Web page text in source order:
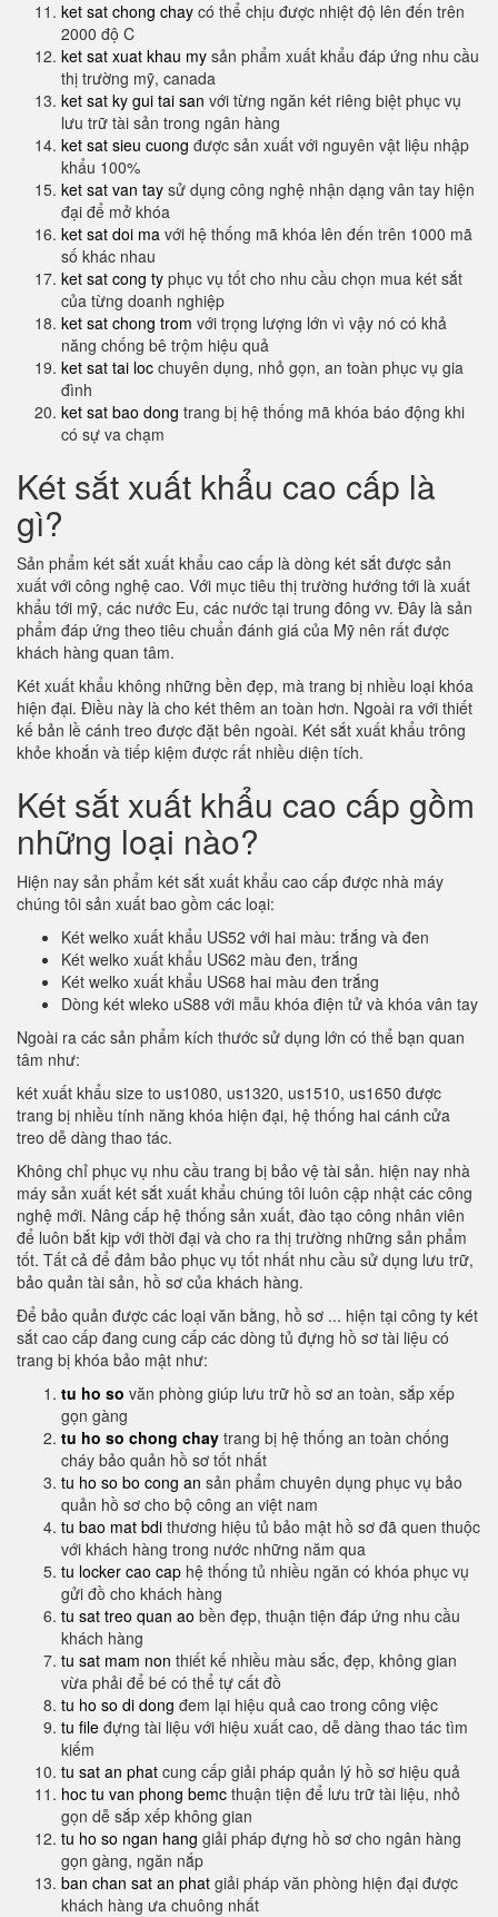
ket sat chong chay có thể chịu được nhiệt độ lên đến trên
2000 độ C
ket sat xuat khau my sản phẩm xuất khẩu đáp ứng nhu cầu
thị trường mỹ, canada
ket sat ky gui tai san với từng ngăn két riêng biệt phục vụ
lưu trữ tài sản trong ngân hàng
ket sat sieu cuong được sản xuất với nguyên vật liệu nhập
khẩu 100%
ket sat van tay sử dụng công nghệ nhận dạng vân tay hiện
đại để mở khóa
ket sat doi ma với hệ thống mã khóa lên đến trên 1000 mã
số khác nhau
ket sat cong ty phục vụ tốt cho nhu cầu chọn mua két sắt
của từng doanh nghiệp
ket sat chong trom với trọng lượng lớn vì vậy nó có khả
năng chống bê trộm hiệu quả
ket sat tai loc chuyên dụng, nhỏ gọn, an toàn phục vụ gia
đình
ket sat bao dong trang bị hệ thống mã khóa báo động khi
có sự va chạm
Két sắt xuất khẩu cao cấp là
gì?
Sản phẩm két sắt xuất khẩu cao cấp là dòng két sắt được sản
xuất với công nghệ cao. Với mục tiêu thị trường hướng tới là xuất
khẩu tới mỹ, các nước Eu, các nước tại trung đông vv. Đây là sản
phẩm đáp ứng theo tiêu chuẩn đánh giá của Mỹ nên rất được
khách hàng quan tâm.
Két xuất khẩu không những bền đẹp, mà trang bị nhiều loại khóa
hiện đại. Điều này là cho két thêm an toàn hơn. Ngoài ra với thiết
kế bản lề cánh treo được đặt bên ngoài. Két sắt xuất khẩu trông
khỏe khoắn và tiếp kiệm được rất nhiều diện tích.
Két sắt xuất khẩu cao cấp gồm
những loại nào?
Hiện nay sản phẩm két sắt xuất khẩu cao cấp được nhà máy
chúng tôi sản xuất bao gồm các loại:
Két welko xuất khẩu US52 với hai màu: trắng và đen
Két welko xuất khẩu US62 màu đen, trắng
Két welko xuất khẩu US68 hai màu đen trắng
Dòng két wleko uS88 với mẫu khóa điện tử và khóa vân tay
Ngoài ra các sản phẩm kích thước sử dụng lớn có thể bạn quan
tâm như:
két xuất khẩu size to us1080, us1320, us1510, us1650 được
trang bị nhiều tính năng khóa hiện đại, hệ thống hai cánh cửa
treo dễ dàng thao tác.
Không chỉ phục vụ nhu cầu trang bị bảo vệ tài sản. hiện nay nhà
máy sản xuất két sắt xuất khẩu chúng tôi luôn cập nhật các công
nghệ mới. Nâng cấp hệ thống sản xuất, đào tạo công nhân viên
để luôn bắt kịp với thời đại và cho ra thị trường những sản phẩm
tốt. Tất cả để đảm bảo phục vụ tốt nhất nhu cầu sử dụng lưu trữ,
bảo quản tài sản, hồ sơ của khách hàng.
Để bảo quản được các loại văn bằng, hồ sơ ... hiện tại công ty két
sắt cao cấp đang cung cấp các dòng tủ đựng hồ sơ tài liệu có
trang bị khóa bảo mật như:
tu ho so văn phòng giúp lưu trữ hồ sơ an toàn, sắp xếp
gọn gàng
tu ho so chong chay trang bị hệ thống an toàn chống
cháy bảo quản hồ sơ tốt nhất
tu ho so bo cong an sản phẩm chuyên dụng phục vụ bảo
quản hồ sơ cho bộ công an việt nam
tu bao mat bdi thương hiệu tủ bảo mật hồ sơ đã quen thuộc
với khách hàng trong nước những năm qua
tu locker cao cap hệ thống tủ nhiều ngăn có khóa phục vụ
gửi đồ cho khách hàng
tu sat treo quan ao bền đẹp, thuận tiện đáp ứng nhu cầu
khách hàng
tu sat mam non thiết kế nhiều màu sắc, đẹp, không gian
vừa phải để bé có thể tự cất đồ
tu ho so di dong đem lại hiệu quả cao trong công việc
tu file đựng tài liệu với hiệu xuất cao, dễ dàng thao tác tìm
kiếm
tu sat an phat cung cấp giải pháp quản lý hồ sơ hiệu quả
hoc tu van phong bemc thuận tiện để lưu trữ tài liệu, nhỏ
gọn dễ sắp xếp không gian
tu ho so ngan hang giải pháp đựng hồ sơ cho ngân hàng
gọn gàng, ngăn nắp
ban chan sat an phat giải pháp văn phòng hiện đại được
khách hàng ưa chuông nhất